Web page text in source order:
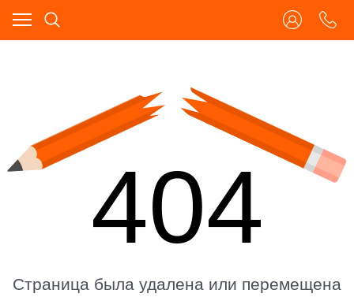
404
Страница была удалена или перемещена